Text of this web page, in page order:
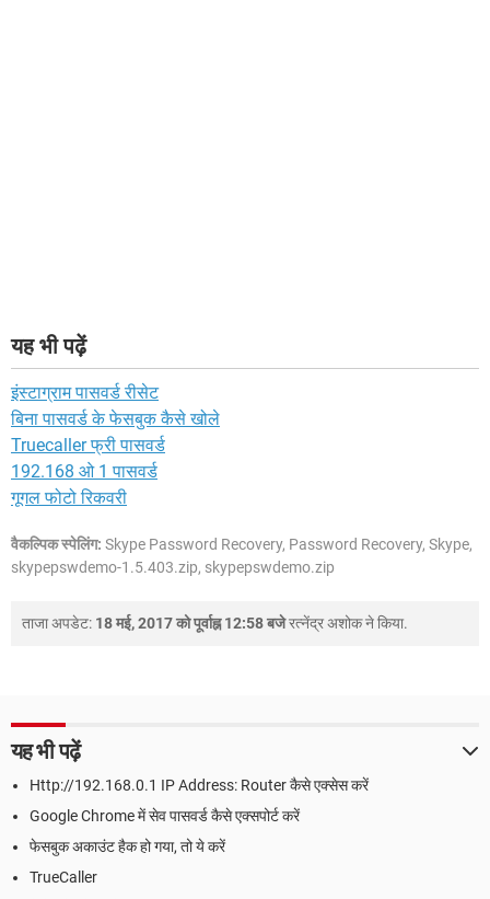
यह भी पढ़ें
इंस्टाग्राम पासवर्ड रीसेट
बिना पासवर्ड के फेसबुक कैसे खोले
Truecaller फ्री पासवर्ड
192.168 ओ 1 पासवर्ड
गूगल फोटो रिकवरी
वैकल्पिक स्पेलिंग: Skype Password Recovery, Password Recovery, Skype,
skypepswdemo-1.5.403.zip, skypepswdemo.zip
ताजा अपडेट: 18 मई, 2017 को पूर्वाह्न 12:58 बजेरत्नेंद्र अशोकने किया.
यह भी पढ़ें
Http://192.168.0.1 IP Address: Router कैसे एक्सेस करें
Google Chrome में सेव पासवर्ड कैसे एक्सपोर्ट करें
फेसबुक अकाउंट हैक हो गया, तो ये करें
TrueCaller